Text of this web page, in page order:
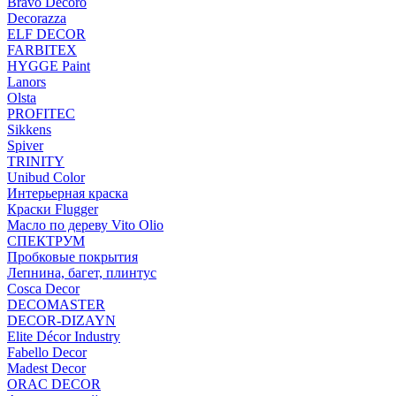
Decorazza
ELF DECOR
FARBITEX
HYGGE Paint
Lanors
Olsta
PROFITEC
Sikkens
Spiver
TRINITY
Unibud Color
Интерьерная краска
Краски Flugger
Масло по дереву Vito Olio
СПЕКТРУМ
Пробковые покрытия
Лепнина, багет, плинтус
Cosca Decor
DECOMASTER
DECOR-DIZAYN
Elite Décor Industry
Fabello Decor
Madest Decor
ORAC DECOR